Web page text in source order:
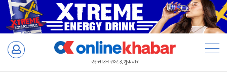
Skip
२२ साउन २०८३, शुक्रबार